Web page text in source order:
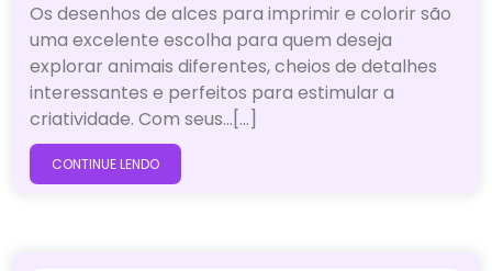
Os desenhos de alces para imprimir e colorir são
uma excelente escolha para quem deseja
explorar animais diferentes, cheios de detalhes
interessantes e perfeitos para estimular a
criatividade. Com seus…[...]
CONTINUE LENDO